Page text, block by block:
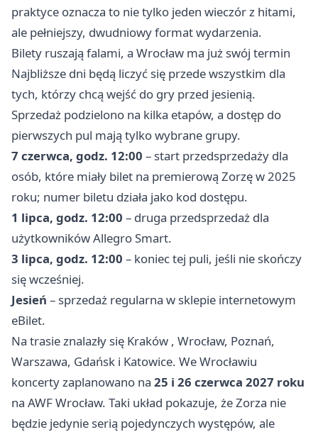
praktyce oznacza to nie tylko jeden wieczór z hitami,
ale pełniejszy, dwudniowy format wydarzenia.
Bilety ruszają falami, a Wrocław ma już swój termin
Najbliższe dni będą liczyć się przede wszystkim dla
tych, którzy chcą wejść do gry przed jesienią.
Sprzedaż podzielono na kilka etapów, a dostęp do
pierwszych pul mają tylko wybrane grupy.
7 czerwca, godz. 12:00 – start przedsprzedaży dla
osób, które miały bilet na premierową Zorzę w 2025
roku; numer biletu działa jako kod dostępu.
1 lipca, godz. 12:00 – druga przedsprzedaż dla
użytkowników Allegro Smart.
3 lipca, godz. 12:00 – koniec tej puli, jeśli nie skończy
się wcześniej.
Jesień – sprzedaż regularna w sklepie internetowym
eBilet.
Na trasie znalazły się Kraków , Wrocław, Poznań,
Warszawa, Gdańsk i Katowice. We Wrocławiu
koncerty zaplanowano na 25 i 26 czerwca 2027 roku
na AWF Wrocław. Taki układ pokazuje, że Zorza nie
będzie jedynie serią pojedynczych występów, ale